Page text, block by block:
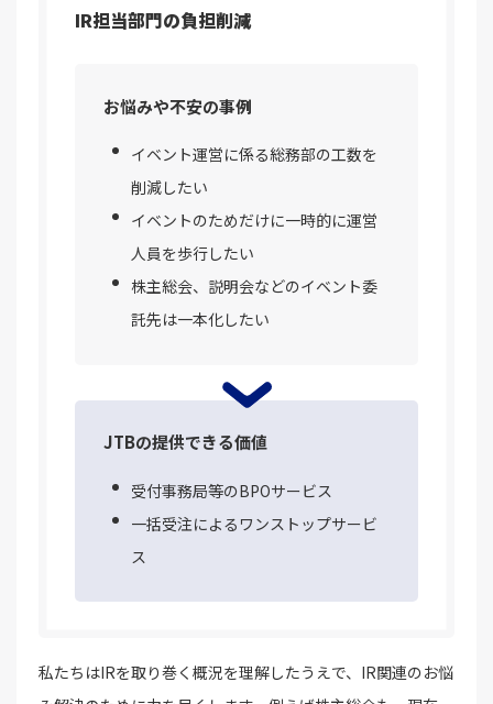
IR担当部門の負担削減
お悩みや不安の事例
イベント運営に係る総務部の工数を
削減したい
イベントのためだけに一時的に運営
人員を歩行したい
株主総会、説明会などのイベント委
託先は一本化したい
JTBの提供できる価値
受付事務局等のBPOサービス
一括受注によるワンストップサービ
ス
私たちはIRを取り巻く概況を理解したうえで、IR関連のお悩